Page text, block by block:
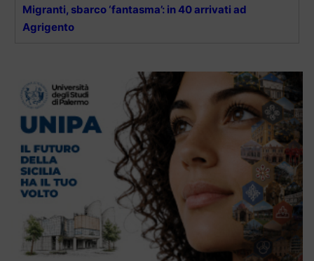
Migranti, sbarco ‘fantasma’: in 40 arrivati ad
Agrigento